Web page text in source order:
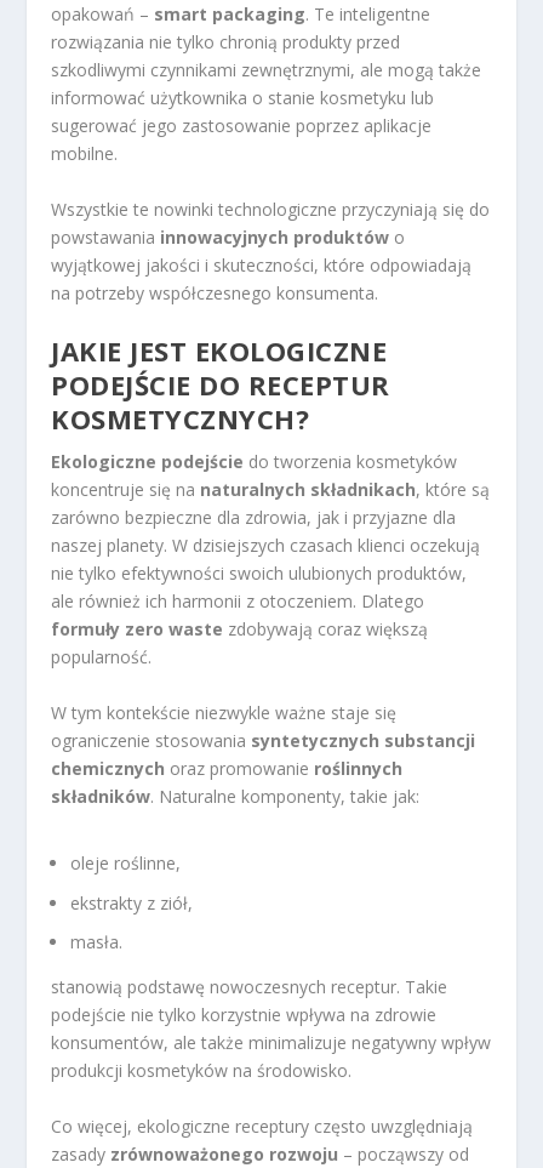
opakowań – smart packaging. Te inteligentne
rozwiązania nie tylko chronią produkty przed
szkodliwymi czynnikami zewnętrznymi, ale mogą także
informować użytkownika o stanie kosmetyku lub
sugerować jego zastosowanie poprzez aplikacje
mobilne.
Wszystkie te nowinki technologiczne przyczyniają się do
powstawania innowacyjnych produktów o
wyjątkowej jakości i skuteczności, które odpowiadają
na potrzeby współczesnego konsumenta.
JAKIE JEST EKOLOGICZNE
PODEJŚCIE DO RECEPTUR
KOSMETYCZNYCH?
Ekologiczne podejście do tworzenia kosmetyków
koncentruje się na naturalnych składnikach, które są
zarówno bezpieczne dla zdrowia, jak i przyjazne dla
naszej planety. W dzisiejszych czasach klienci oczekują
nie tylko efektywności swoich ulubionych produktów,
ale również ich harmonii z otoczeniem. Dlatego
formuły zero waste zdobywają coraz większą
popularność.
W tym kontekście niezwykle ważne staje się
ograniczenie stosowania syntetycznych substancji
chemicznych oraz promowanie roślinnych
składników. Naturalne komponenty, takie jak:
oleje roślinne,
ekstrakty z ziół,
masła.
stanowią podstawę nowoczesnych receptur. Takie
podejście nie tylko korzystnie wpływa na zdrowie
konsumentów, ale także minimalizuje negatywny wpływ
produkcji kosmetyków na środowisko.
Co więcej, ekologiczne receptury często uwzględniają
zasady zrównoważonego rozwoju – począwszy od